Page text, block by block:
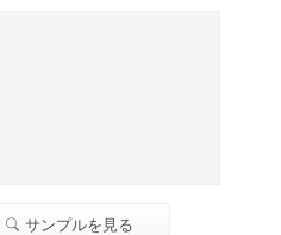
サンプルを見る